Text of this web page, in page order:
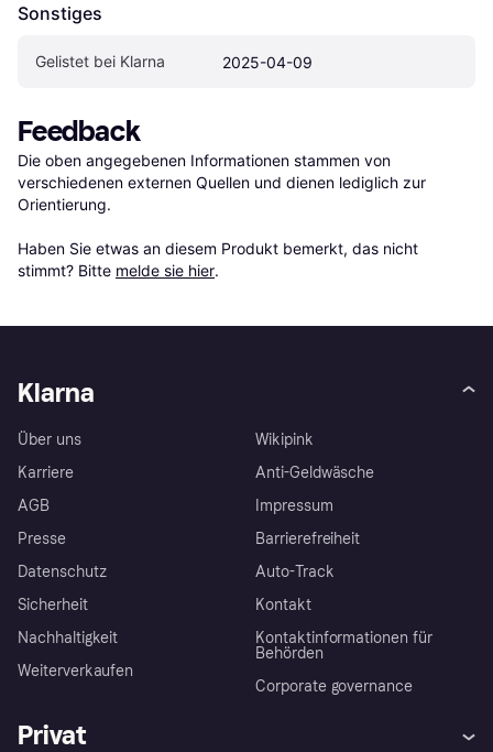
Sonstiges
Gelistet bei Klarna 2025-04-09
Feedback
Die oben angegebenen Informationen stammen von
verschiedenen externen Quellen und dienen lediglich zur
Orientierung.
Haben Sie etwas an diesem Produkt bemerkt, das nicht
stimmt? Bitte melde sie hier.
Klarna
Über uns
Karriere
AGB
Presse
Datenschutz
Sicherheit
Nachhaltigkeit
Weiterverkaufen
Wikipink
Anti-Geldwäsche
Impressum
Barrierefreiheit
Auto-Track
Kontakt
Kontaktinformationen für
Behörden
Corporate governance
Privat